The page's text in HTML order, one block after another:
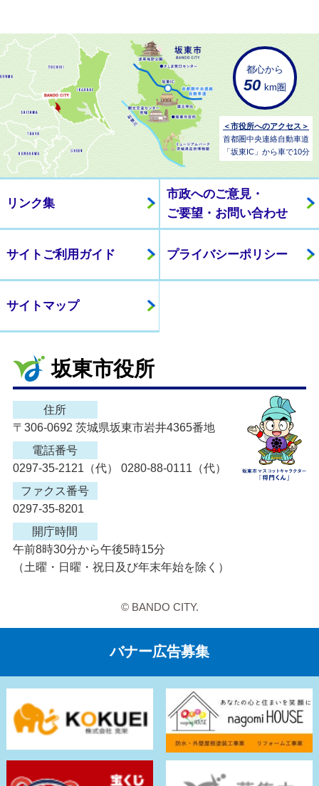
都心から
50 km圏
＜市役所へのアクセス＞
首都圏中央連絡自動車道
「坂東IC」から車で10分
リンク集
市政へのご意見・
ご要望・お問い合わせ
サイトご利用ガイド プライバシーポリシー
サイトマップ
坂東市役所
住所
〒306-0692 茨城県坂東市岩井4365番地
電話番号
0297-35-2121（代） 0280-88-0111（代）
ファクス番号
0297-35-8201
開庁時間
午前8時30分から午後5時15分
（土曜・日曜・祝日及び年末年始を除く）
© BANDO CITY.
バナー広告募集